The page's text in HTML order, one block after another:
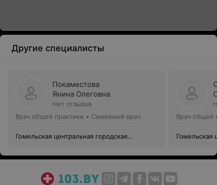
Другие специалисты
Покаместова
Янина Олеговна
Нет отзывов
Врач общей практики • Семейный врач
Гомельская центральная городская
Врач общей
Гомельская